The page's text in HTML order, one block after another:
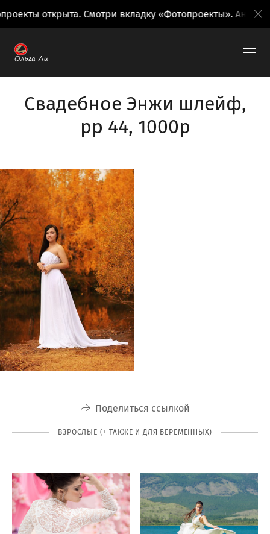
открыта. Смотри вкладку «Фотопроекты». Анонсы
Свадебное Энжи шлейф,
рр 44, 1000р
Поделиться ссылкой
ВЗРОСЛЫЕ (+ ТАКЖЕ И ДЛЯ БЕРЕМЕННЫХ)